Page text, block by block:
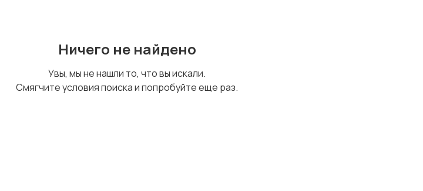
Ничего не найдено
Увы, мы не нашли то, что вы искали.
Смягчите условия поиска и попробуйте еще раз.